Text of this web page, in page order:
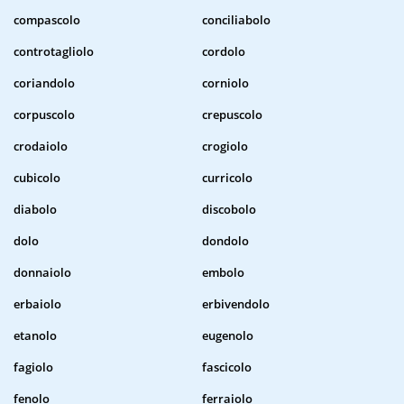
compascolo
conciliabolo
controtagliolo
cordolo
coriandolo
corniolo
corpuscolo
crepuscolo
crodaiolo
crogiolo
cubicolo
curricolo
diabolo
discobolo
dolo
dondolo
donnaiolo
embolo
erbaiolo
erbivendolo
etanolo
eugenolo
fagiolo
fascicolo
fenolo
ferraiolo